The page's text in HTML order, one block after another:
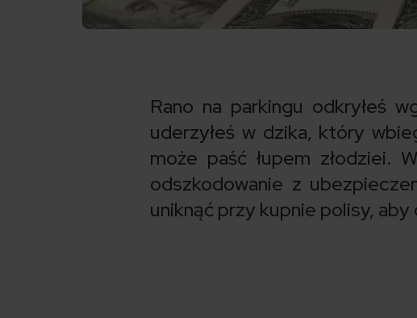
Rano na parkingu odkryłeś
uderzyłeś w dzika, który
może paść łupem złodziei.
odszkodowanie z
uniknąć przy kupnie polisy,